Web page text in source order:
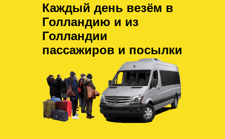
Каждый день везём в
Голландию и из
Голландии
пассажиров и посылки